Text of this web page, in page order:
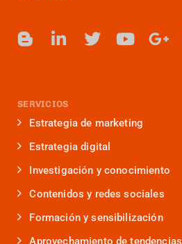
SERVICIOS
Estrategia de marketing
Estrategia digital
Investigación y conocimiento
Contenidos y redes sociales
Formación y sensibilización
Aprovechamiento de tendencias